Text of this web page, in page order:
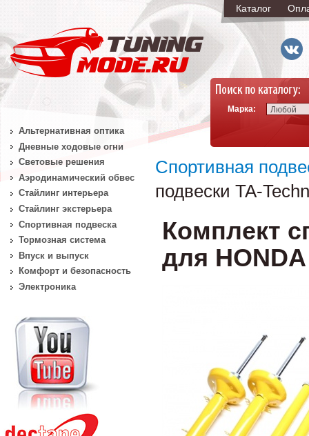
Каталог
Марка: Любой
Спортивная
подвески TA-
Комплект
для
Альтернативная оптика
Дневные ходовые огни
Световые решения
Аэродинамический обвес
Стайлинг интерьера
Стайлинг экстерьера
Спортивная подвеска
Тормозная система
Впуск и выпуск
Комфорт и безопасность
Электроника